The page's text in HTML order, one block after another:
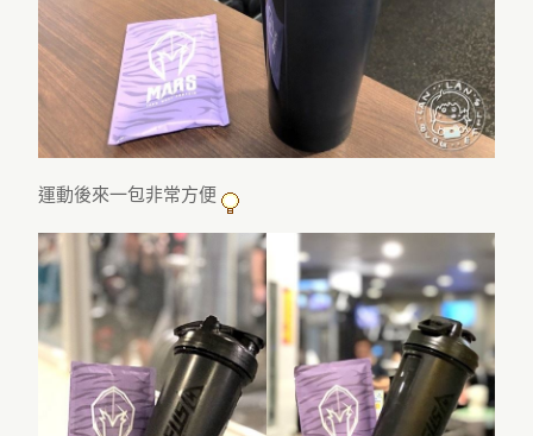
運動後來一包非常方便